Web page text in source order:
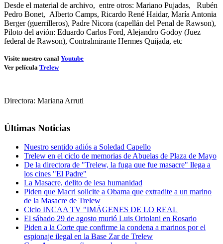
Desde el material de archivo, entre otros: Mariano Pujadas, Rubén
Pedro Bonet, Alberto Camps, Ricardo René Haidar, María Antonia
Berger (guerrilleros), Padre Nicora (capellán del Penal de Rawson),
Piloto del avión: Eduardo Carlos Ford, Alejandro Godoy (Juez
federal de Rawson), Contralmirante Hermes Quijada, etc
Visite nuestro canal Youtube
Ver película Trelew
Directora: Mariana Arruti
Últimas Noticias
Nuestro sentido adiós a Soledad Capello
Trelew en el ciclo de memorias de Abuelas de Plaza de Mayo
De la directora de "Trelew, la fuga que fue masacre" llega a
los cines "El Padre"
La Masacre, delito de lesa humanidad
Piden que Macri solicite a Obama que extradite a un marino
de la Masacre de Trelew
Ciclo INCAA TV "IMÁGENES DE LO REAL
El sábado 29 de agosto murió Luis Ortolani en Rosario
Piden a la Corte que confirme la condena a marinos por el
espionaje ilegal en la Base Zar de Trelew